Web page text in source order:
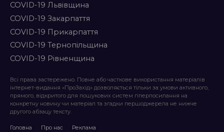
COVID-19 Львівщина
COVID-19 Закарпаття
COVID-19 Прикарпаття
COVID-19 Тернопільщина
COVID-19 Рівненщина
Всі права застережено. Повне або часткове використання матеріалів
інтернет-видання «ПроЗахід» дозволяється тільки за умови активного,
прямого, відкритого для пошукових систем гіперпосилання на
конкретну новину чи матеріал та згадки першоджерела не нижче
другого абзацу тексту.
Головна Про нас Реклама